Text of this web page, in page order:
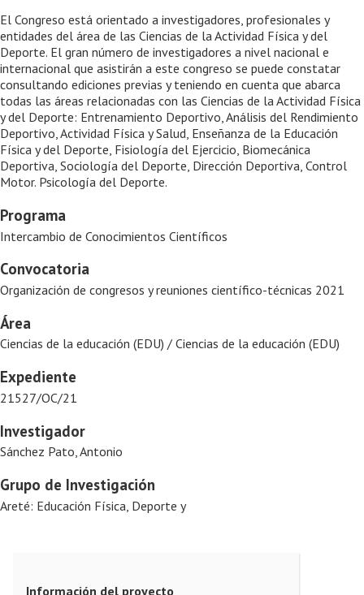
El Congreso está orientado a investigadores, profesionales y
entidades del área de las Ciencias de la Actividad Física y del
Deporte. El gran número de investigadores a nivel nacional e
internacional que asistirán a este congreso se puede constatar
consultando ediciones previas y teniendo en cuenta que abarca
todas las áreas relacionadas con las Ciencias de la Actividad Física
y del Deporte: Entrenamiento Deportivo, Análisis del Rendimiento
Deportivo, Actividad Física y Salud, Enseñanza de la Educación
Física y del Deporte, Fisiología del Ejercicio, Biomecánica
Deportiva, Sociología del Deporte, Dirección Deportiva, Control
Motor. Psicología del Deporte.
Programa
Intercambio de Conocimientos Científicos
Convocatoria
Organización de congresos y reuniones científico-técnicas 2021
Área
Ciencias de la educación (EDU) / Ciencias de la educación (EDU)
Expediente
21527/OC/21
Investigador
Sánchez Pato, Antonio
Grupo de Investigación
Areté: Educación Física, Deporte y
Información del proyecto